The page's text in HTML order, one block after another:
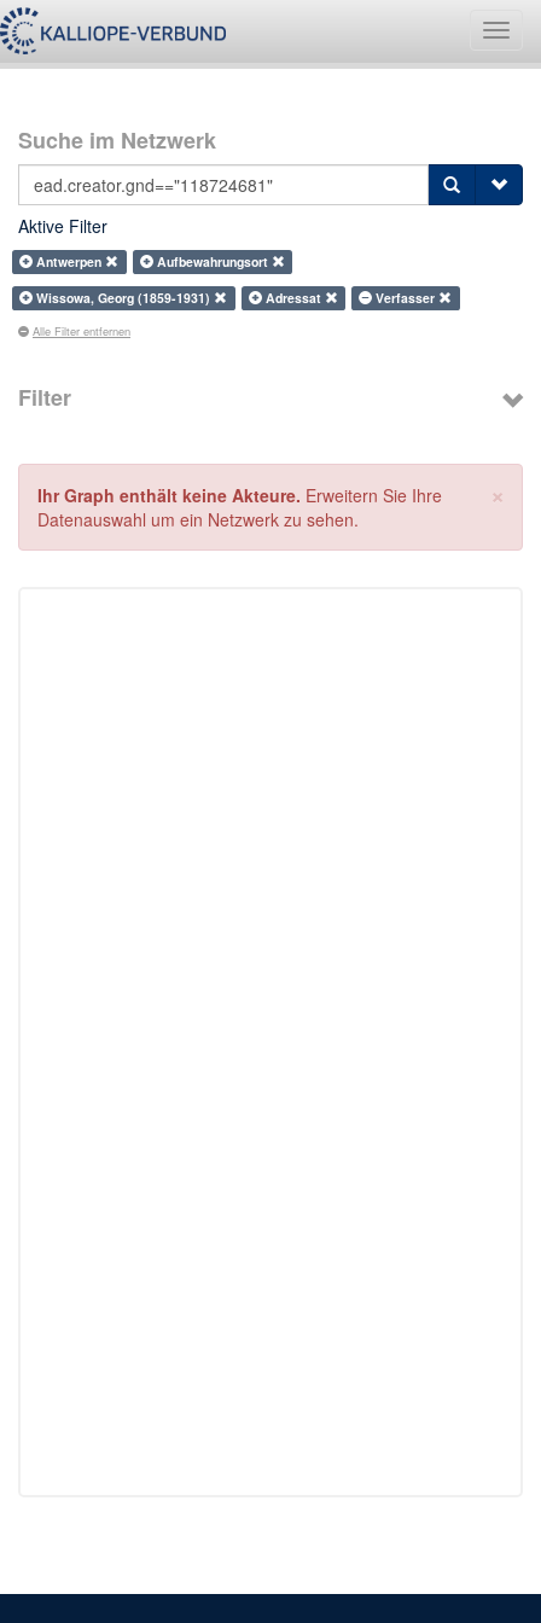
Suche im Netzwerk
Aktive Filter
Antwerpen
Aufbewahrungsort
Wissowa, Georg (1859-1931)
Adressat Verfasser
Alle Filter entfernen
Filter
×
Ihr Graph enthält keine Akteure. Erweitern Sie Ihre
Datenauswahl um ein Netzwerk zu sehen.